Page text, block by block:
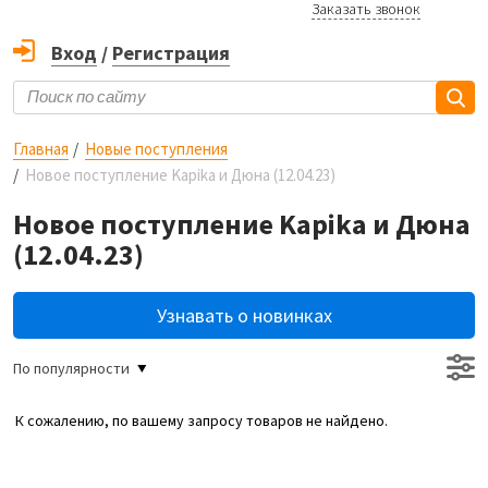
Заказать звонок
Вход / Регистрация
Главная
Новые поступления
Новое поступление Kapika и Дюна (12.04.23)
Новое поступление Kapika и Дюна
(12.04.23)
Узнавать о новинках
По популярности
К сожалению, по вашему запросу товаров не найдено.